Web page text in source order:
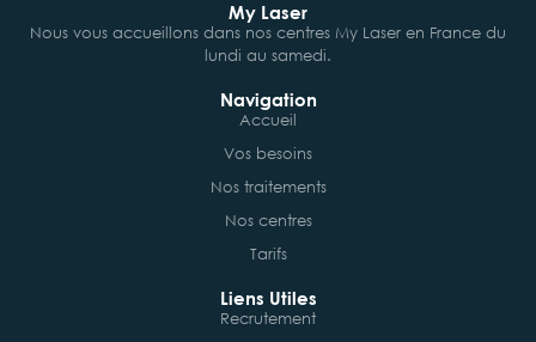
My Laser
Nous vous accueillons dans nos centres My Laser en France du
lundi au samedi.
Navigation
Accueil
Vos besoins
Nos traitements
Nos centres
Tarifs
Liens Utiles
Recrutement